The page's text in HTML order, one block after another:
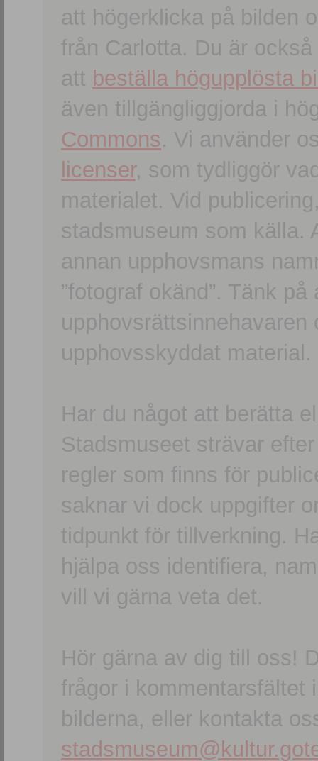
att högerklicka på bilden
från Carlotta. Du är
att beställa högupplösta
även tillgängliggjorda i
Commons. Vi använder
licenser, som tydliggör
materialet. Vid
stadsmuseum som källa.
annan upphovsmans
”fotograf okänd”. Tänk
upphovsskyddat material.
Har du något att berätta
Stadsmuseet strävar
regler som finns för
saknar vi dock uppgifter
tidpunkt för tillverkning.
hjälpa oss identifiera,
vill vi gärna veta det.
Hör gärna av dig till oss!
frågor i kommentarsfältet
bilderna, eller kontakta